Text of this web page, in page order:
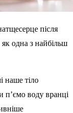
після
одна з найбільш
наше тіло
п’ємо воду вранці